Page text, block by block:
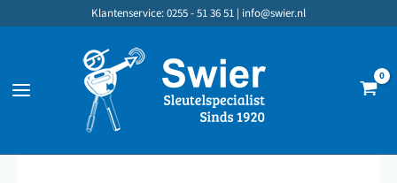
inhoud
Klantenservice: 0255 - 51 36 51 | info@swier.nl